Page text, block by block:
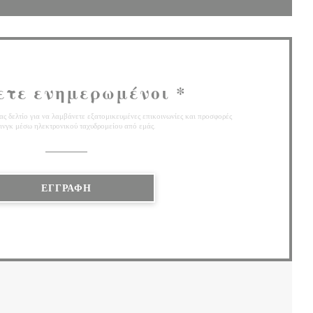
ενημερωμένοι *
δελτίο για να λαμβάνετε εξατομικευμένες επικοινωνίες και προσφορές
μέσω ηλεκτρονικού ταχυδρομείου από εμάς.
ΕΓΓΡΑΦΉ
ΝΈΟ ΠΑΡΆΘΥΡΟ))